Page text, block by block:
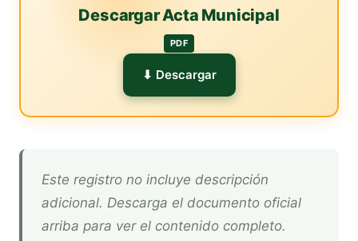
Descargar Acta Municipal
PDF
⬇ Descargar
Este registro no incluye descripción
adicional. Descarga el documento oficial
arriba para ver el contenido completo.